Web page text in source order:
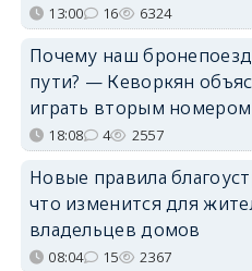
13:00 16 6324
Почему наш
пути? — Кеворкян
играть вторым номером
18:08 4 2557
Новые правила
что изменится для
владельцев домов
08:04 15 2367